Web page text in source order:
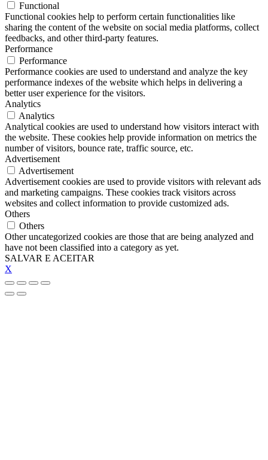
Functional
Functional cookies help to perform certain functionalities like
sharing the content of the website on social media platforms, collect
feedbacks, and other third-party features.
Performance
Performance
Performance cookies are used to understand and analyze the key
performance indexes of the website which helps in delivering a
better user experience for the visitors.
Analytics
Analytics
Analytical cookies are used to understand how visitors interact with
the website. These cookies help provide information on metrics the
number of visitors, bounce rate, traffic source, etc.
Advertisement
Advertisement
Advertisement cookies are used to provide visitors with relevant ads
and marketing campaigns. These cookies track visitors across
websites and collect information to provide customized ads.
Others
Others
Other uncategorized cookies are those that are being analyzed and
have not been classified into a category as yet.
SALVAR E ACEITAR
X